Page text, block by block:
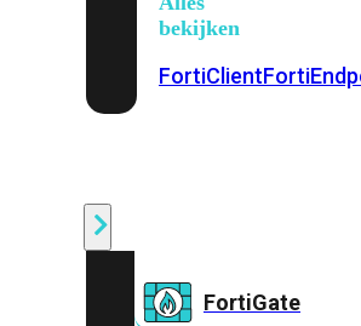
bekijken
FortiClient
FortiGate